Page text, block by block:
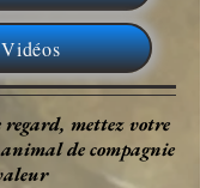
Vidéos
mettez votre
de compagnie